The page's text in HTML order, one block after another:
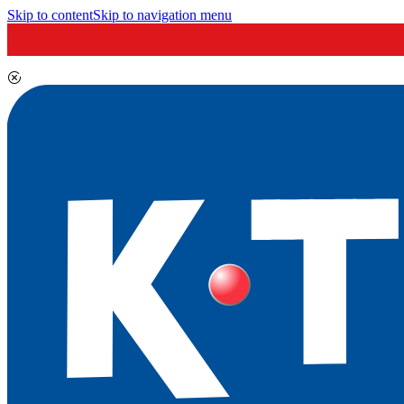
Skip to contentSkip to navigation menu